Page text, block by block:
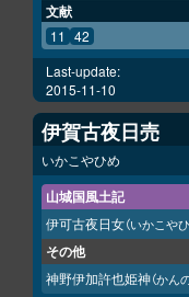
文献
11 42
Last-update:
2015-11-10
伊賀古夜日売
いかこやひめ
山城国風土記
伊可古夜日女（いかこや
その他
神野伊加許也姫神（か